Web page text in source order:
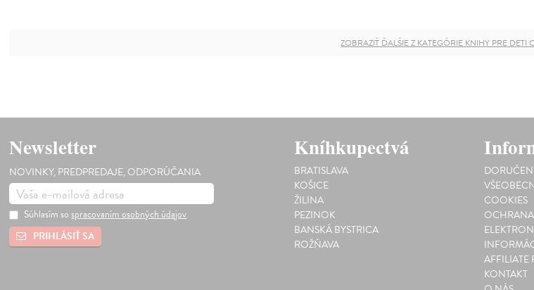
ZOBRAZIŤ ĎALŠIE Z KATEGÓRIE KNIHY PRE
Newsletter
NOVINKY, PREDPREDAJE, ODPORÚČANIA
Súhlasím sospracovaním osobných údajov
PRIHLÁSIŤ SA
Kníhkupectvá
BRATISLAVA
KOŠICE
ŽILINA
PEZINOK
BANSKÁ BYSTRICA
ROŽŇAVA
COOKIES
AFFILIATE
KONTAKT